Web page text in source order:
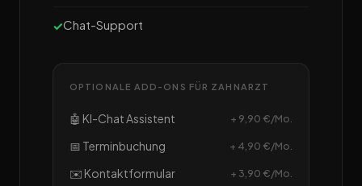
Chat-Support
OPTIONALE ADD-ONS FÜR ZAHNARZT
🤖 KI-Chat Assistent + 9,90 €/Mo.
📅 Terminbuchung + 4,90 €/Mo.
✉️ Kontaktformular + 3,90 €/Mo.